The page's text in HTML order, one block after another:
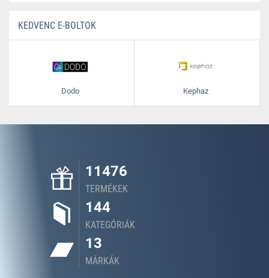
KEDVENC E-BOLTOK
Dodo Kephaz
11476
TERMÉKEK
144
KATEGÓRIÁK
13
MÁRKÁK